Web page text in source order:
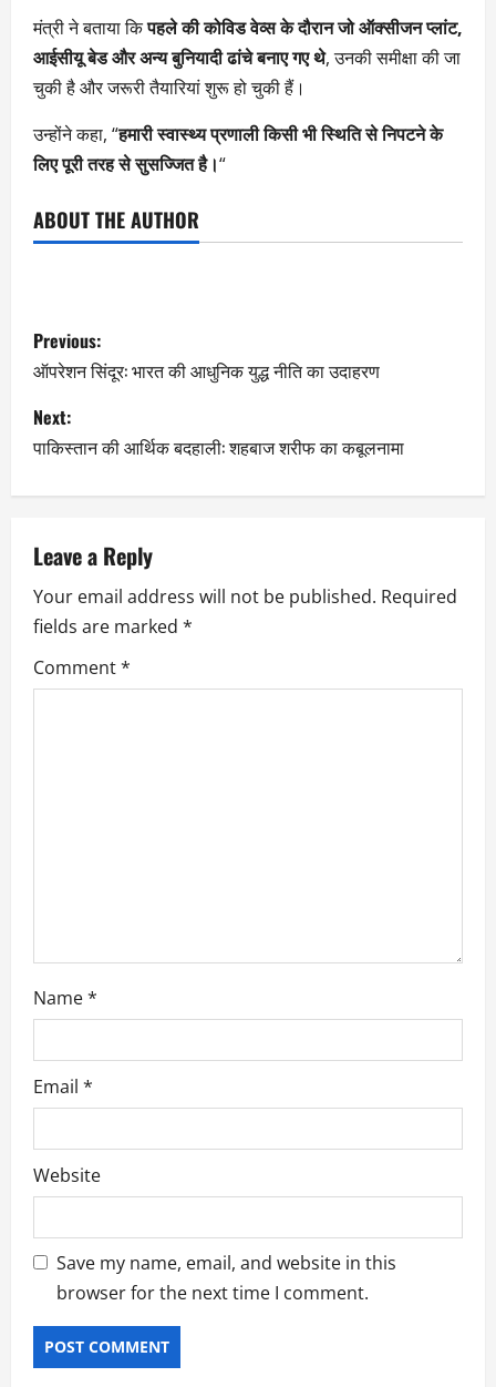
मंत्री ने बताया किपहले की कोविड वेव्स के दौरान जो ऑक्सीजन प्लांट,
आईसीयू बेड और अन्य बुनियादी ढांचे बनाए गए थे, उनकी समीक्षा की जा
चुकी है और जरूरी तैयारियां शुरू हो चुकी हैं।
उन्होंने कहा, “हमारी स्वास्थ्य प्रणाली किसी भी स्थिति से निपटने के
लिए पूरी तरह से सुसज्जित है।“
ABOUT THE AUTHOR
Previous:
ऑपरेशन सिंदूर: भारत की आधुनिक युद्ध नीति का उदाहरण
Next:
पाकिस्तान की आर्थिक बदहाली: शहबाज शरीफ का कबूलनामा
Leave a Reply
Your email address will not be published. Required
fields are marked *
Comment*
Name*
Email *
Website
Save my name, email, and website in this
browser for the next time I comment.